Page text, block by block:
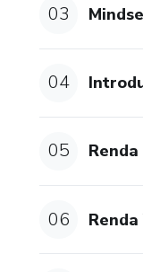
03
04
05 Renda
06